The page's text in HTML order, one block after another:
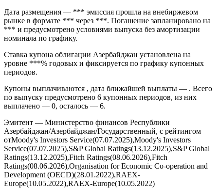
Дата размещения — *** эмиссия прошла на внебиржевом
рынке в формате *** через ***. Погашение запланировано на
*** и предусмотрено условиями выпуска без амортизации
номинала по графику.
Ставка купона облигации Азербайджан установлена на
уровне ***% годовых и фиксируется по графику купонных
периодов.
Купоны выплачиваются , дата ближайшей выплаты — . Всего
по выпуску предусмотрено 6 купонных периодов, из них
выплачено — 0, осталось — 6.
Эмитент — Министерство финансов Республики
Азербайджан/Азербайджан/Государственный, с рейтингом
отMoody's Investors Service(07.07.2025),Moody's Investors
Service(07.07.2025),S&P Global Ratings(13.12.2025),S&P Global
Ratings(13.12.2025),Fitch Ratings(08.06.2026),Fitch
Ratings(08.06.2026),Organisation for Economic Co-operation and
Development (OECD)(28.01.2022),RAEX-
Europe(10.05.2022),RAEX-Europe(10.05.2022)